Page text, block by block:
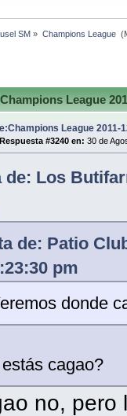
SM » Champions League
League
League 2011-
Respuesta #3240 en: 30 de
de: Los
de: Patio
pm
donde
cagao?
no, pero